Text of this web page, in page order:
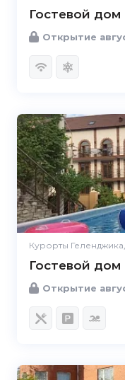
Гостевой
Открытие
Курорты
Гостевой
Открытие